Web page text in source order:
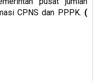
CPNS dan PPPK. (